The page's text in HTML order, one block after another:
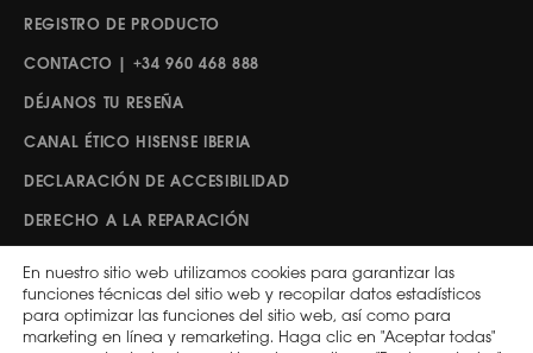
REGISTRO DE PRODUCTO
CONTACTO | +34 960 468 888
DÉJANOS TU RESEÑA
CANAL ÉTICO HISENSE IBERIA
DECLARACIÓN DE ACCESIBILIDAD
DERECHO A LA REPARACIÓN
Síguenos
En nuestro sitio web utilizamos cookies para garantizar las
funciones técnicas del sitio web y recopilar datos estadísticos
para optimizar las funciones del sitio web, así como para
marketing en línea y remarketing. Haga clic en "Aceptar todas"